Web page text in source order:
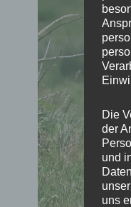
Die
der
und
uns